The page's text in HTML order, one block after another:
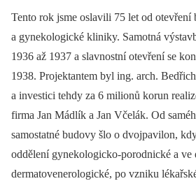
Tento rok jsme oslavili 75 let od otevření
a gynekologické kliniky. Samotná
1936 až 1937 a slavnostní otevření se
1938. Projektantem byl ing. arch.
a investici tehdy za 6 milionů korun
firma Jan Mádlík a Jan Včelák. Od
samostatné budovy šlo o dvojpavilon,
oddělení gynekologicko-porodnické a ve
dermatovenerologické, po vzniku